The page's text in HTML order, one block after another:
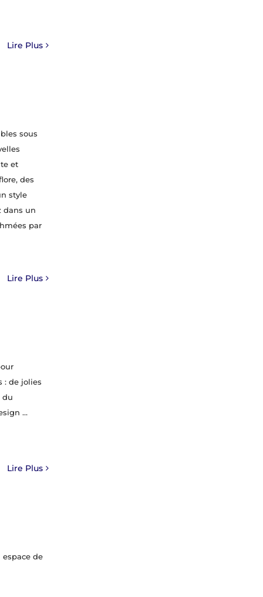
Lire Plus
sous
et
des
style
dans un
par
Lire Plus
: de jolies
du
…
Lire Plus
de